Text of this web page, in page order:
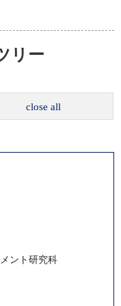
リー
close all
ント研究科